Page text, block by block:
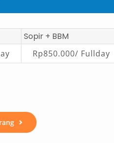
Sopir + BBM
Rp850.000/ Fullday